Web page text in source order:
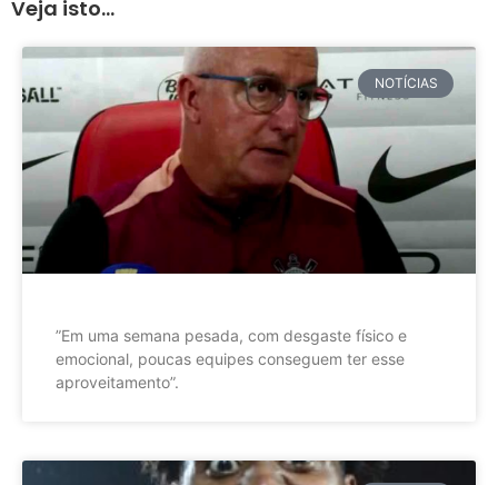
Veja isto...
NOTÍCIAS
”Em uma semana pesada, com desgaste físico e
emocional, poucas equipes conseguem ter esse
aproveitamento”.